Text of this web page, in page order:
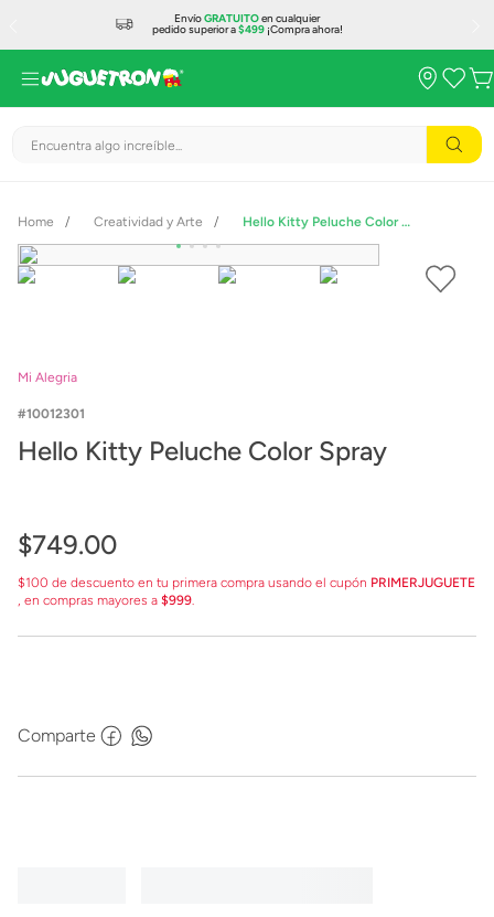
EnvíoGRATUITOen cualquier
pedido superior a$499¡Compra ahora!
Encuentra algo increíble...
Creatividad y Arte Hello Kitty Peluche Color Spray
Mi Alegria
10012301
Hello Kitty Peluche Color Spray
$749.00
$100 de descuento en tu primera compra usando el cupón PRIMERJUGUETE
, en compras mayores a $999.
Comparte